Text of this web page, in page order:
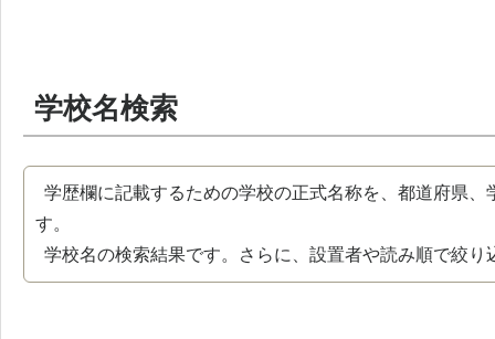
学校名検索
学歴欄に記載するための学校の正式名称を、都道府県
す。
学校名の検索結果です。さらに、設置者や読み順で絞り